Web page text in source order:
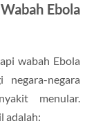
Ebola
wabah Ebola
negara-negara
menular.
adalah: